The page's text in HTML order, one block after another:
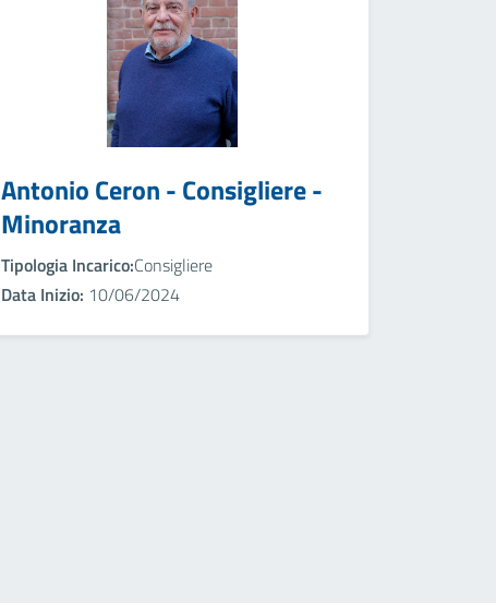
Antonio Ceron - Consigliere -
Minoranza
Tipologia Incarico:Consigliere
Data Inizio: 10/06/2024